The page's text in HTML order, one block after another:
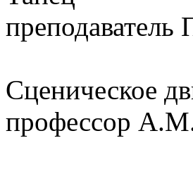
Сценическое
профессор